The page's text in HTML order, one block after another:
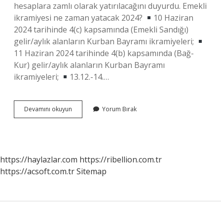
hesaplara zamlı olarak yatırılacağını duyurdu. Emekli
ikramiyesi ne zaman yatacak 2024?
10 Haziran
2024 tarihinde 4(c) kapsamında (Emekli Sandığı)
gelir/aylık alanların Kurban Bayramı ikramiyeleri;
11 Haziran 2024 tarihinde 4(b) kapsamında (Bağ-
Kur) gelir/aylık alanların Kurban Bayramı
ikramiyeleri;
13.12.-14.…
Devamını okuyun Emeklilere
Seyyanen
Yatacak
Yorum Bırak
https://haylazlar.com https://ribellion.com.tr
https://acsoft.com.trSitemap